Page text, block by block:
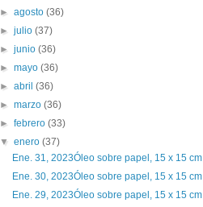
►agosto(36)
►julio(37)
►junio(36)
►mayo(36)
►abril(36)
►marzo(36)
►febrero(33)
▼enero(37)
Ene. 31, 2023Óleo sobre papel, 15 x 15 cm
Ene. 30, 2023Óleo sobre papel, 15 x 15 cm
Ene. 29, 2023Óleo sobre papel, 15 x 15 cm